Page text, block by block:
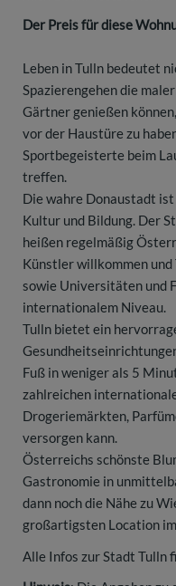
Der Preis für diese
Leben in Tulln bedeutet
Spazierengehen die
Gärtner genießen
vor der Haustüre zu
Sportbegeisterte beim
treffen.
Die wahre Donaustadt
Kultur und Bildung. Der
heißen regelmäßig
Künstler willkommen
sowie Universitäten und
internationalem Niveau.
Tulln bietet ein
Fuß in weniger als 5
zahlreichen
Drogeriemärkten,
versorgen kann.
Österreichs schönste
Gastronomie in
dann noch die Nähe zu
großartigsten Location
Alle Infos zur Stadt Tulln